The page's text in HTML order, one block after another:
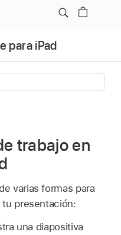
para iPad
trabajo en
varias formas para
tu presentación:
una diapositiva